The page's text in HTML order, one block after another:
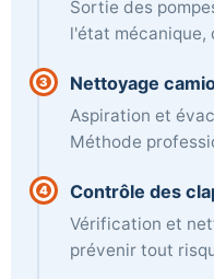
Sortie des
l'état mécanique,
3 Nettoyage
Aspiration et
Méthode
4 Contrôle des
Vérification et
prévenir tout